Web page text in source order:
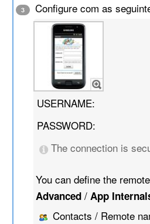
3 Configure com as
USERNAME:
PASSWORD:
The connection is
You can define the
Advanced /App
Contacts / Remote